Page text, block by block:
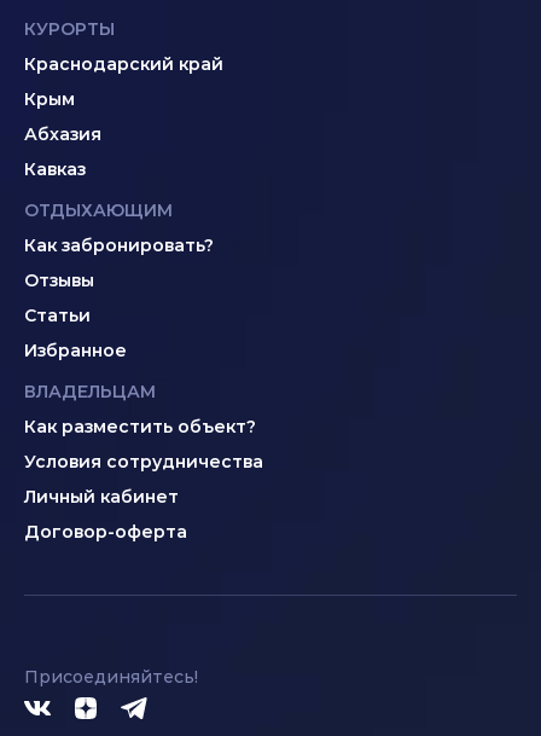
КУРОРТЫ
Краснодарский край
Крым
Абхазия
Кавказ
ОТДЫХАЮЩИМ
Как забронировать?
Отзывы
Статьи
Избранное
ВЛАДЕЛЬЦАМ
Как разместить объект?
Условия сотрудничества
Личный кабинет
Договор-оферта
Присоединяйтесь!